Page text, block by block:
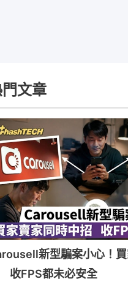
文章
新型騙案小心！
收FPS都未必安全